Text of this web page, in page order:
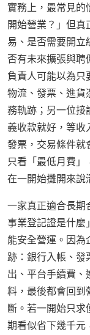
實務上，最常見的
開始營業？」但真
易、是否需要開立
否有未來擴張與聘
負責人可能以為只
物流、發票、進貨
務軌跡；另一位接
義收款就好，等收
發票，交易條件就
只看「最低月費
在一開始攤開來說
一家真正適合長期
事業登記證是什麼
能安全營運。因
跡：銀行入帳、發
出、平台手續費、
料，最後都會回到
斷。若一開始只
期看似省下幾千元